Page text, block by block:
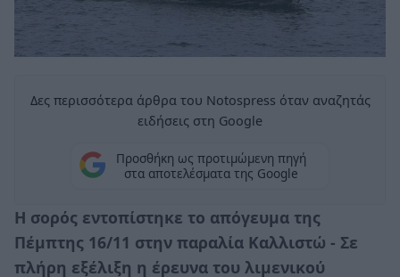
Δες περισσότερα άρθρα του Notospress όταν αναζητάς
ειδήσεις στη Google
Προσθήκη ως προτιμώμενη πηγή
στα αποτελέσματα της Google
Η σορός εντοπίστηκε το απόγευμα της
Πέμπτης 16/11 στην παραλία Καλλιστώ - Σε
πλήρη εξέλιξη η έρευνα του λιμενικού